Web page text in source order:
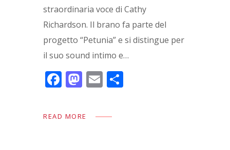
straordinaria voce di Cathy
Richardson. Il brano fa parte del
progetto “Petunia” e si distingue per
il suo sound intimo e…
F
e
M
to
E
ai
READ MORE